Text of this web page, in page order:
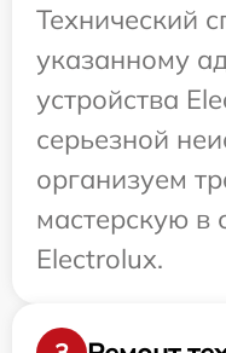
Технический
указанному
устройства
серьезной
организуем
мастерскую в
Electrolux.